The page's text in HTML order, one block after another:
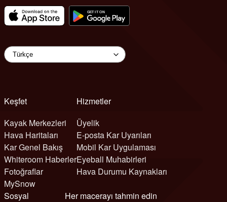
Keşfet
Kayak Merkezleri
Hava Haritaları
Kar Genel Bakış
Whiteroom Haberler
Fotoğraflar
MySnow
Hizmetler
Üyelik
E-posta Kar Uyarıları
Mobil Kar Uygulaması
Eyeball Muhabirleri
Hava Durumu Kaynakları
Sosyal
Her macerayı tahmin edin